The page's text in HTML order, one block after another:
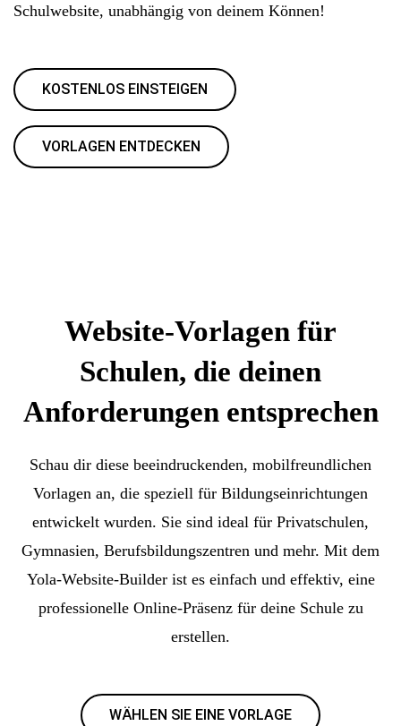
Schulwebsite, unabhängig von deinem Können!
KOSTENLOS EINSTEIGEN
VORLAGEN ENTDECKEN
Website-Vorlagen für
Schulen, die deinen
Anforderungen entsprechen
Schau dir diese beeindruckenden, mobilfreundlichen
Vorlagen an, die speziell für Bildungseinrichtungen
entwickelt wurden. Sie sind ideal für Privatschulen,
Gymnasien, Berufsbildungszentren und mehr. Mit dem
Yola-Website-Builder ist es einfach und effektiv, eine
professionelle Online-Präsenz für deine Schule zu
erstellen.
WÄHLEN SIE EINE VORLAGE